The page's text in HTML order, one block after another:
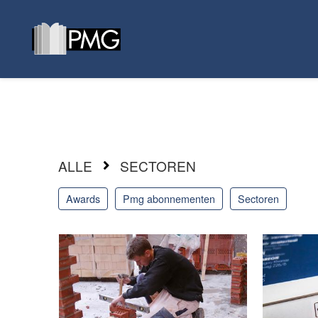
ALLE SECTOREN
awards pmg abonnementen sectoren